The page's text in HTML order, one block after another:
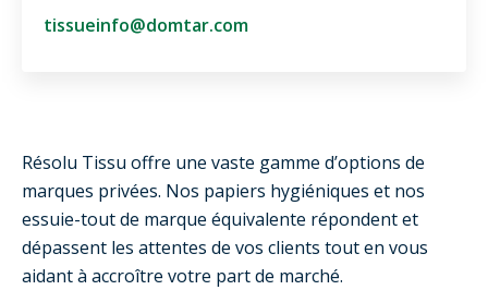
tissueinfo@domtar.com
Résolu Tissu offre une vaste gamme d’options de
marques privées. Nos papiers hygiéniques et nos
essuie-tout de marque équivalente répondent et
dépassent les attentes de vos clients tout en vous
aidant à accroître votre part de marché.